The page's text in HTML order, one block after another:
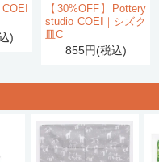
)
【30%OFF】Pottery
studio COEI｜シズク
皿C
855円(税込)